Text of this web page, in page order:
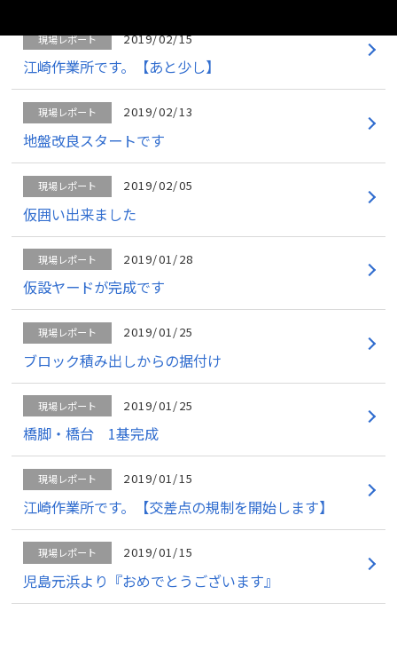
現場レポート 2019/02/15
江崎作業所です。【あと少し】
現場レポート 2019/02/13
地盤改良スタートです
現場レポート 2019/02/05
仮囲い出来ました
現場レポート 2019/01/28
仮設ヤードが完成です
現場レポート 2019/01/25
ブロック積み出しからの据付け
現場レポート 2019/01/25
橋脚・橋台 1基完成
現場レポート 2019/01/15
江崎作業所です。【交差点の規制を開始します】
現場レポート 2019/01/15
児島元浜より『おめでとうございます』